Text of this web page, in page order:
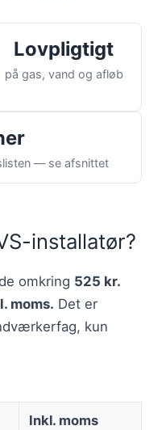
Lovpligtigt
på gas, vand og afløb
— se afsnittet
installatør?
omkring 525 kr.
moms. Det er
kun
Inkl. moms